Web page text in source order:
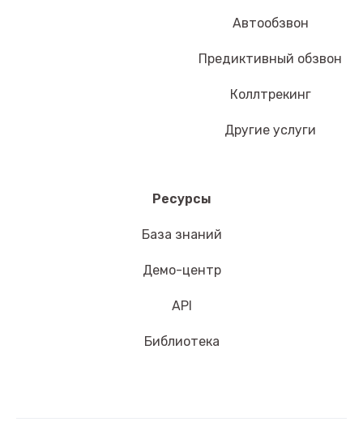
Автообзвон
Предиктивный обзвон
Коллтрекинг
Другие услуги
Ресурсы
База знаний
Демо-центр
API
Библиотека